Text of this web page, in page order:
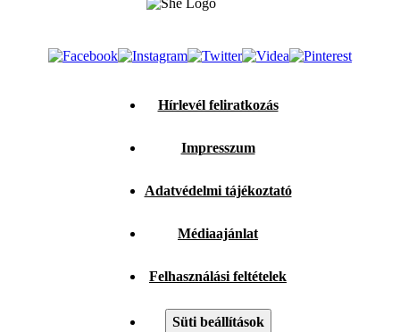
Hírlevél feliratkozás
Impresszum
Adatvédelmi tájékoztató
Médiaajánlat
Felhasználási feltételek
Süti beállítások